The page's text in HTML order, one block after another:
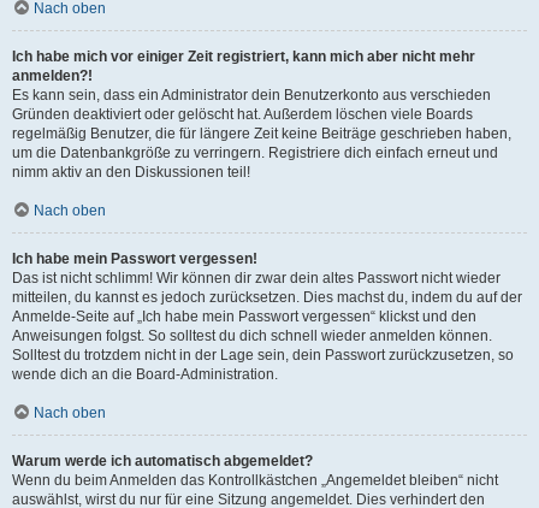
Nach oben
Ich habe mich vor einiger Zeit registriert, kann mich aber nicht mehr
anmelden?!
Es kann sein, dass ein Administrator dein Benutzerkonto aus verschieden
Gründen deaktiviert oder gelöscht hat. Außerdem löschen viele Boards
regelmäßig Benutzer, die für längere Zeit keine Beiträge geschrieben haben,
um die Datenbankgröße zu verringern. Registriere dich einfach erneut und
nimm aktiv an den Diskussionen teil!
Nach oben
Ich habe mein Passwort vergessen!
Das ist nicht schlimm! Wir können dir zwar dein altes Passwort nicht wieder
mitteilen, du kannst es jedoch zurücksetzen. Dies machst du, indem du auf der
Anmelde-Seite auf „Ich habe mein Passwort vergessen“ klickst und den
Anweisungen folgst. So solltest du dich schnell wieder anmelden können.
Solltest du trotzdem nicht in der Lage sein, dein Passwort zurückzusetzen, so
wende dich an die Board-Administration.
Nach oben
Warum werde ich automatisch abgemeldet?
Wenn du beim Anmelden das Kontrollkästchen „Angemeldet bleiben“ nicht
auswählst, wirst du nur für eine Sitzung angemeldet. Dies verhindert den